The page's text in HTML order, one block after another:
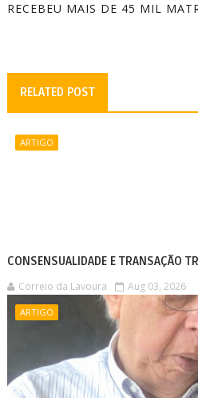
RECEBEU MAIS DE 45 MIL
RELATED POST
ARTIGO
CONSENSUALIDADE E TRANSAÇÃO
Correio da Lavoura Aug 03, 2026
ARTIGO